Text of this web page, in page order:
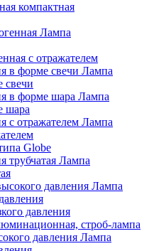
компактная
Лампа
с отражателем
Лампа
свечи
Лампа
шара
Лампа
Globe
Лампа
Лампа
давления
строб-лампа
Лампа